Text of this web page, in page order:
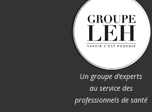
Un groupe d’experts
au service des
professionnels de santé